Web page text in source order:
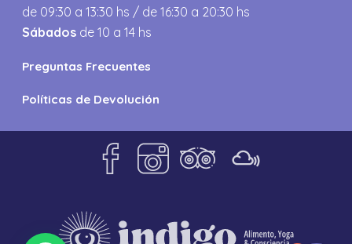
de 09:30 a 13:30 hs / de 16:30 a 20:30 hs
Sábados de 10 a 14 hs
Preguntas Frecuentes
Políticas de Devolución